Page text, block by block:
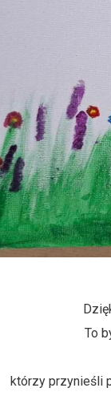
To
którzy przynieśli